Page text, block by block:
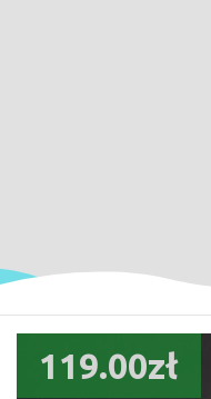
119.00zł